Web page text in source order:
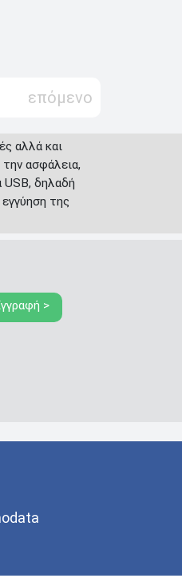
επόμενο
αλλά και
ασφάλεια,
USB, δηλαδή
της
>